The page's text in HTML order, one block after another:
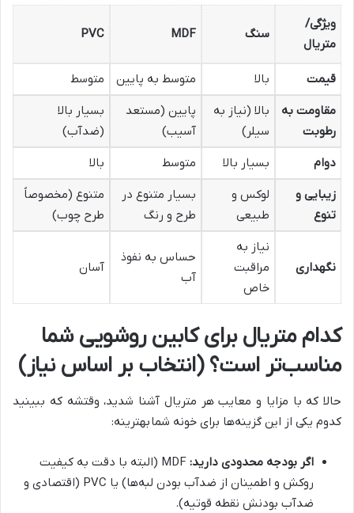
ویژگی/
متریال
سنگ MDF
PVC
قیمت بالا متوسط به پایین
متوسط
مقاومت به
رطوبت
بالا (نیاز به
سیلر)
پایین (مستعد
آسیب)
بسیار بالا
(ضدآب)
دوام
بسیار بالا متوسط
بالا
زیبایی و
تنوع
لوکس و
طبیعی
بسیار متنوع در
طرح و رنگ
متنوع (مخصوصاً
طرح چوب)
نگهداری
نیاز به
مراقبت
خاص
حساس به نفوذ
آب
آسان
کدام متریال برای کابین روشویی شما
مناسب‌تر است؟ (انتخاب بر اساس نیاز)
حالا که با مزایا و معایب هر متریال آشنا شدید، وقتشه که ببینید
کدوم یکی از این گزینه‌ها برای خونه شمابهترینه:
اگر بودجه محدودی دارید:
MDF (البته با دقت به کیفیت
روکش و اطمینان از ضدآب بودن لبه‌ها) یا PVC (اقتصادی و
ضدآب بودنش نقطه قوتیه).